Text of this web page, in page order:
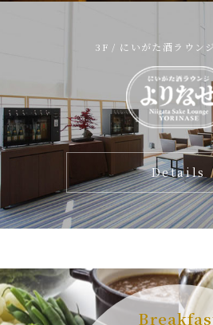
3F / にいがた酒ラウン
Details